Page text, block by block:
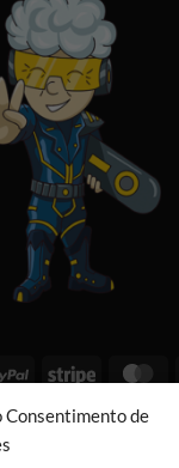
Consentimento de
PayPal Stripe
2026 ©All rights